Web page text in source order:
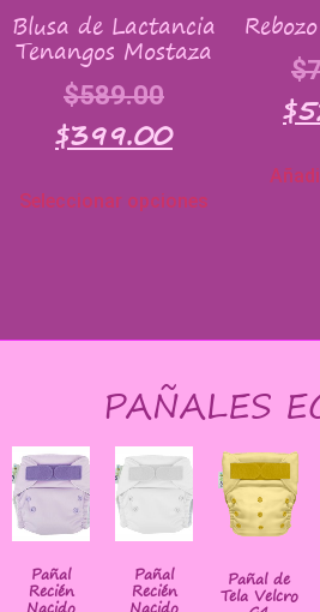
Blusa de Lactancia
Tenangos Mostaza
$589.00
$399.00
Seleccionar opciones
$
$
PAÑALES
Pañal
Recién
Pañal
Recién
Pañal de
Tela Velcro